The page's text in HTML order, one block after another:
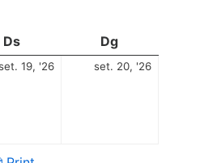
Ds Dg
19, '26 set. 20, '26